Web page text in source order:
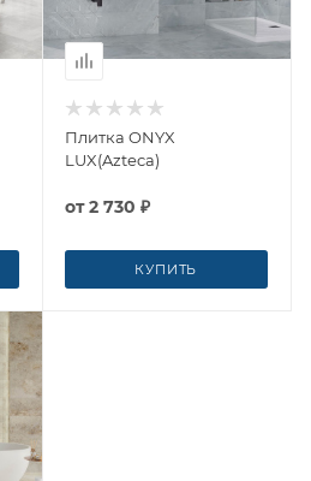
Плитка ONYX
LUX(Azteca)
от2 730 ₽
КУПИТЬ